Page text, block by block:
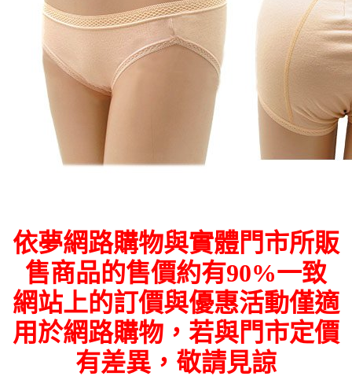
依夢網路購物與實體門市所販
售商品的售價約有90%一致
網站上的訂價與優惠活動僅適
用於網路購物，若與門市定價
有差異，敬請見諒